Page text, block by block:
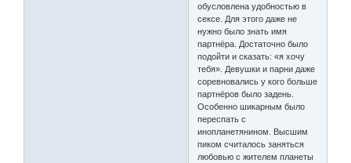
обусловлена удобностью в
сексе. Для этого даже не
нужно было знать имя
партнёра. Достаточно было
подойти и сказать: «я хочу
тебя». Девушки и парни даже
соревновались у кого больше
партнёров было задень.
Особенно шикарным было
переспать с
инопланетянином. Высшим
пиком считалось заняться
любовью с жителем планеты